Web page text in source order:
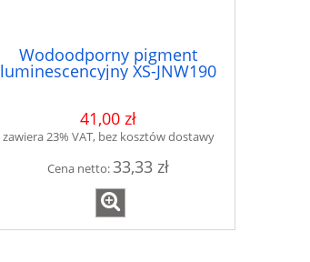
Wodoodporny pigment
luminescencyjny XS-JNW190
41,00 zł
zawiera 23% VAT, bez kosztów dostawy
Cena netto:33,33 zł